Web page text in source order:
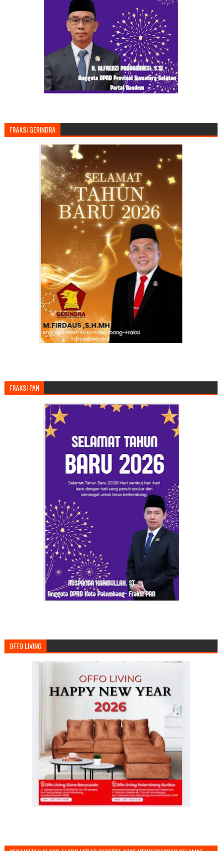
FRAKSI GERINDRA
FRAKSI PAN
OFFO LIVING